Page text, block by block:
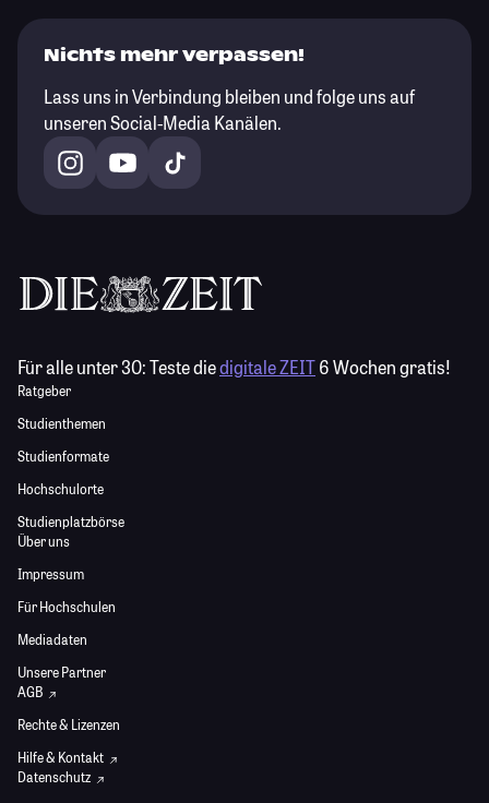
Nichts mehr verpassen!
Lass uns in Verbindung bleiben und folge uns auf
unseren Social-Media Kanälen.
Für alle unter 30:Teste diedigitale ZEIT6 Wochen gratis!
Ratgeber
Studienthemen
Studienformate
Hochschulorte
Studienplatzbörse
Über uns
Impressum
Für Hochschulen
Mediadaten
Unsere Partner
AGB
Rechte & Lizenzen
Hilfe & Kontakt
Datenschutz